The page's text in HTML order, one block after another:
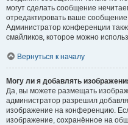
могут сделать сообщение
отредактировать ваше
Администратор конференции
смайликов, которое можно
Вернуться к началу
Могу ли я добавлять
Да, вы можете размещать
администратор разрешил
изображение на конференцию.
изображение, сохранённое на